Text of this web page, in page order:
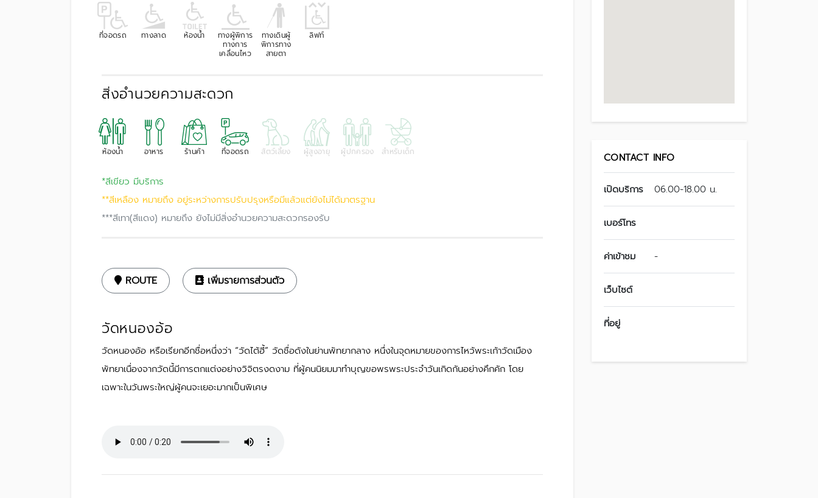
ที่จอดรถ ทางลาด ห้องน้ำ
ทางผู้พิการ
ทางการ
เคลื่อนไหว
ทางเดินผู้
พิการทาง
สายตา
ลิฟท์
สิ่งอำนวยความสะดวก
ห้องน้ำ อาหาร ร้านค้า ที่จอดรถ สัตว์เลี้ยง ผู้สูงอายุ ผู้ปกครอง สำหรับเด็ก
*สีเขียว มีบริการ
**สีเหลือง หมายถึง อยู่ระหว่างการปรับปรุงหรือมีแล้วแต่ยังไม่ได้มาตรฐาน
***สีเทา(สีแดง) หมายถึง ยังไม่มีสิ่งอำนวยความสะดวกรองรับ
ROUTE เพิ่มรายการส่วนตัว
วัดหนองอ้อ
วัดหนองอ้อ หรือเรียกอีกชื่อหนึ่งว่า “วัดไต้ฮี้” วัดชื่อดังในย่านพัทยากลาง หนึ่งในจุดหมายของการไหว้พระเก้าวัดเมือง
พัทยาเนื่องจากวัดนี้มีการตกแต่งอย่างวิจิตรงดงาม ที่ผู้คนนิยมมาทำบุญขอพรพระประจำวันเกิดกันอย่างคึกคัก โดย
เฉพาะในวันพระใหญ่ผู้คนจะเยอะมากเป็นพิเศษ
CONTACT INFO
เปิดบริการ 06.00-18.00 น.
เบอร์โทร
ค่าเข้าชม -
เว็บไซต์
ที่อยู่